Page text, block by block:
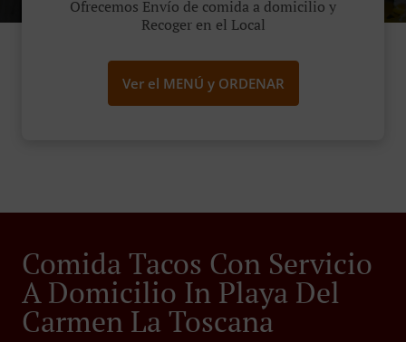
Ofrecemos Envío de comida a domicilio y
Recoger en el Local
Ver el MENÚ y ORDENAR
Comida Tacos Con Servicio
A Domicilio In Playa Del
Carmen La Toscana